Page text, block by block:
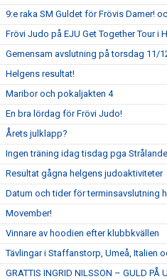
9:e raka SM Guldet för Frövis Damer!
Frövi Judo på EJU Get Together Tour i
Gemensam avslutning på torsdag 11/
Helgens resultat!
Maribor och pokaljakten 4
En bra lördag för Frövi Judo!
Årets julklapp?
Ingen träning idag tisdag pga Strålande
Resultat gågna helgens judoaktiviteter
Datum och tider för terminsavslutning
Movember!
Vinnare av hoodien efter klubbkvällen
Tävlingar i Staffanstorp, Umeå, Italien
GRATTIS INGRID NILSSON – GULD PÅ